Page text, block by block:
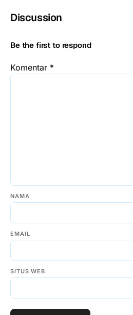
Discussion
Be the first to respond
Komentar *
NAMA
EMAIL
SITUS WEB